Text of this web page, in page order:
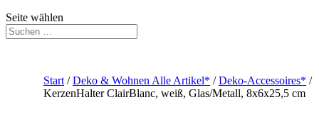
Seite wählen
Start /Deko & Wohnen Alle Artikel* /Deko-Accessoires* /
KerzenHalter ClairBlanc, weiß, Glas/Metall, 8x6x25,5 cm